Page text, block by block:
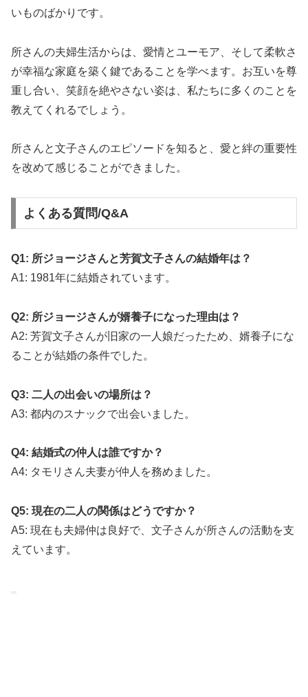
いものばかりです。
所さんの夫婦生活からは、愛情とユーモア、そして柔軟さ
が幸福な家庭を築く鍵であることを学べます。お互いを尊
重し合い、笑顔を絶やさない姿は、私たちに多くのことを
教えてくれるでしょう。
所さんと文子さんのエピソードを知ると、愛と絆の重要性
を改めて感じることができました。
よくある質問/Q&A
Q1: 所ジョージさんと芳賀文子さんの結婚年は？
A1: 1981年に結婚されています。
Q2: 所ジョージさんが婿養子になった理由は？
A2: 芳賀文子さんが旧家の一人娘だったため、婿養子にな
ることが結婚の条件でした。
Q3: 二人の出会いの場所は？
A3: 都内のスナックで出会いました。
Q4: 結婚式の仲人は誰ですか？
A4: タモリさん夫妻が仲人を務めました。
Q5: 現在の二人の関係はどうですか？
A5: 現在も夫婦仲は良好で、文子さんが所さんの活動を支
えています。